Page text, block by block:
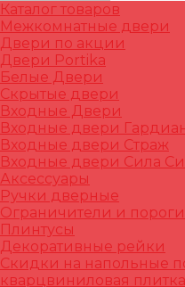
Каталог товаров
Межкомнатные двери
Двери по акции
Двери Portika
Белые Двери
Скрытые двери
Входные Двери
Входные двери
Входные двери Страж
Входные двери Сила
Аксессуары
Ручки дверные
Ограничители и пороги
Плинтусы
Декоративные рейки
Скидки на напольные
кварцвиниловая